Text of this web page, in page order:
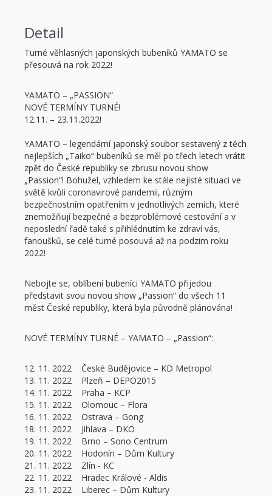
Detail
Turné věhlasných japonských bubeníků YAMATO se
přesouvá na rok 2022!
YAMATO – „PASSION“
NOVÉ TERMÍNY TURNÉ!
12.11. – 23.11.2022!
YAMATO – legendární japonský soubor sestavený z těch
nejlepších „Taiko“ bubeníků se měl po třech letech vrátit
zpět do České republiky se zbrusu novou show
„Passion“! Bohužel, vzhledem ke stále nejisté situaci ve
světě kvůli coronavirové pandemii, různým
bezpečnostním opatřením v jednotlivých zemích, které
znemožňují bezpečné a bezproblémové cestování a v
neposlední řadě také s přihlédnutím ke zdraví vás,
fanoušků, se celé turné posouvá až na podzim roku
2022!
Nebojte se, oblíbení bubeníci YAMATO přijedou
představit svou novou show „Passion“ do všech 11
měst České republiky, která byla původně plánována!
NOVÉ TERMÍNY TURNÉ – YAMATO – „Passion“:
12. 11. 2022 České Budějovice – KD Metropol
13. 11. 2022 Plzeň – DEPO2015
14. 11. 2022 Praha – KCP
15. 11. 2022 Olomouc – Flora
16. 11. 2022 Ostrava – Gong
18. 11. 2022 Jihlava – DKO
19. 11. 2022 Brno – Sono Centrum
20. 11. 2022 Hodonín – Dům Kultury
21. 11. 2022 Zlín - KC
22. 11. 2022 Hradec Králové - Aldis
23. 11. 2022 Liberec – Dům Kultury